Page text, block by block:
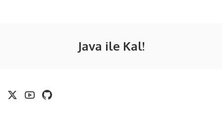
Java ile Kal!